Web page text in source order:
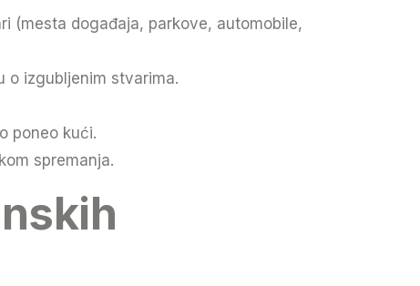
(mesta događaja, parkove, automobile,
o izgubljenim stvarima.
poneo kući.
spremanja.